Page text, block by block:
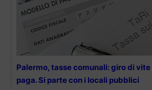
Palermo, tasse comunali: giro di vite
paga. Si parte con i locali pubblici